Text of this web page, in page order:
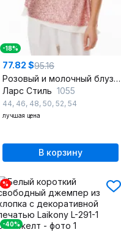
-18%
77.82 $95.16
Розовый и молочный блузон металлик oversize из мерцающего трикотажа
Ларс Стиль 1055
44, 46, 48, 50, 52, 54
лучшая цена
В корзину
%
-40%